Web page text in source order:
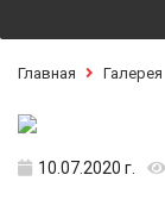
Главная Галерея
10.07.2020 г.